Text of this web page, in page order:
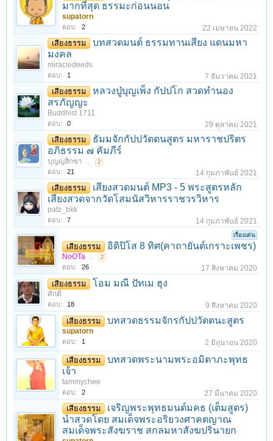
มากที่สุด ธรรมะก่อนนอน
supatorn
ตอบ: 2 22 เมษายน 2022
เสียงธรรม
บทสวดมนต์ ธรรมทานเสียง แดนมหา
มงคล
miracledeeds
ตอบ: 1 7 ธันวาคม 2021
เสียงธรรม
หลวงปู่บุญเพ็ง กัปปโก สวดทำนอง
สรภัญญะ
Buddhist 1711
ตอบ: 0 29 ตุลาคม 2021
เสียงธรรม
ธัมมจักกัปปวัตตนสูตร มหาราชปริตร
อภิธรรม ๗ คัมภีร์
บุญญสิกขา ... 2
ตอบ: 21 14 กุมภาพันธ์ 2021
เสียงธรรม
เสียงสวดมนต์ MP3 - 5 พระสูตรหลัก
เสียงสวดจากวัดโสมนัสวิหารราชวรวิหาร
patz_bkk
ตอบ: 7 14 กุมภาพันธ์ 2021
เรื่องเด่น
เสียงธรรม อิติปิโส 8 ทิศ(คาถายันต์เกราะเพชร)
NoOTa ... 2
ตอบ: 26 17 สิงหาคม 2020
เสียงธรรม โอม มณี ปัทเม ฮุง
ศักดิ์
ตอบ: 18 9 สิงหาคม 2020
เสียงธรรม บทสวดธรรมจักรกัปปวัตตนะสูตร
supatorn
ตอบ: 1 2 มิถุนายน 2020
เสียงธรรม
บทสวดพระนามพระอมิตาภะพุทธ
เจ้า
tammychee
ตอบ: 2 27 มีนาคม 2020
เสียงธรรม
เจริญพระพุทธมนต์มคธ (เต็มสูตร)
นำสวดโดย สมเด็จพระอริยวงศาคตญาณ
สมเด็จพระสังฆราช สกลมหาสังฆปรินายก